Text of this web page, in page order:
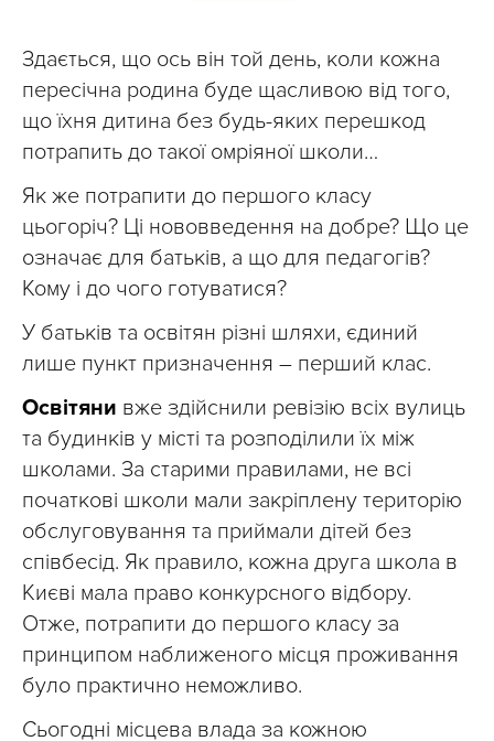
Здається, що ось він той день, коли кожна
пересічна родина буде щасливою від того,
що їхня дитина без будь-яких перешкод
потрапить до такої омріяної школи…
Як же потрапити до першого класу
цьогоріч? Ці нововведення на добре? Що це
означає для батьків, а що для педагогів?
Кому і до чого готуватися?
У батьків та освітян різні шляхи, єдиний
лише пункт призначення – перший клас.
Освітяни вже здійснили ревізію всіх вулиць
та будинків у місті та розподілили їх між
школами. За старими правилами, не всі
початкові школи мали закріплену територію
обслуговування та приймали дітей без
співбесід. Як правило, кожна друга школа в
Києві мала право конкурсного відбору.
Отже, потрапити до першого класу за
принципом наближеного місця проживання
було практично неможливо.
Сьогодні місцева влада за кожною